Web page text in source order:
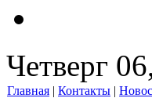
Четверг
Главная | Контакты |